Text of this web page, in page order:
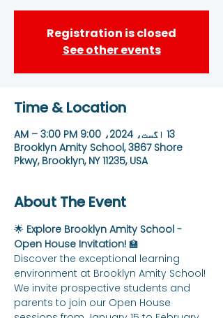
Registration is closed
See other events
Time & Location
13 اگست، 2024، 9:00 AM – 3:00 PM
Brooklyn Amity School, 3867 Shore
Pkwy, Brooklyn, NY 11235, USA
About The Event
🌟 Explore Brooklyn Amity School -
Open House Invitation! 🏫
Discover the exceptional learning
environment at Brooklyn Amity School!
We invite prospective students and
parents to join our Open House